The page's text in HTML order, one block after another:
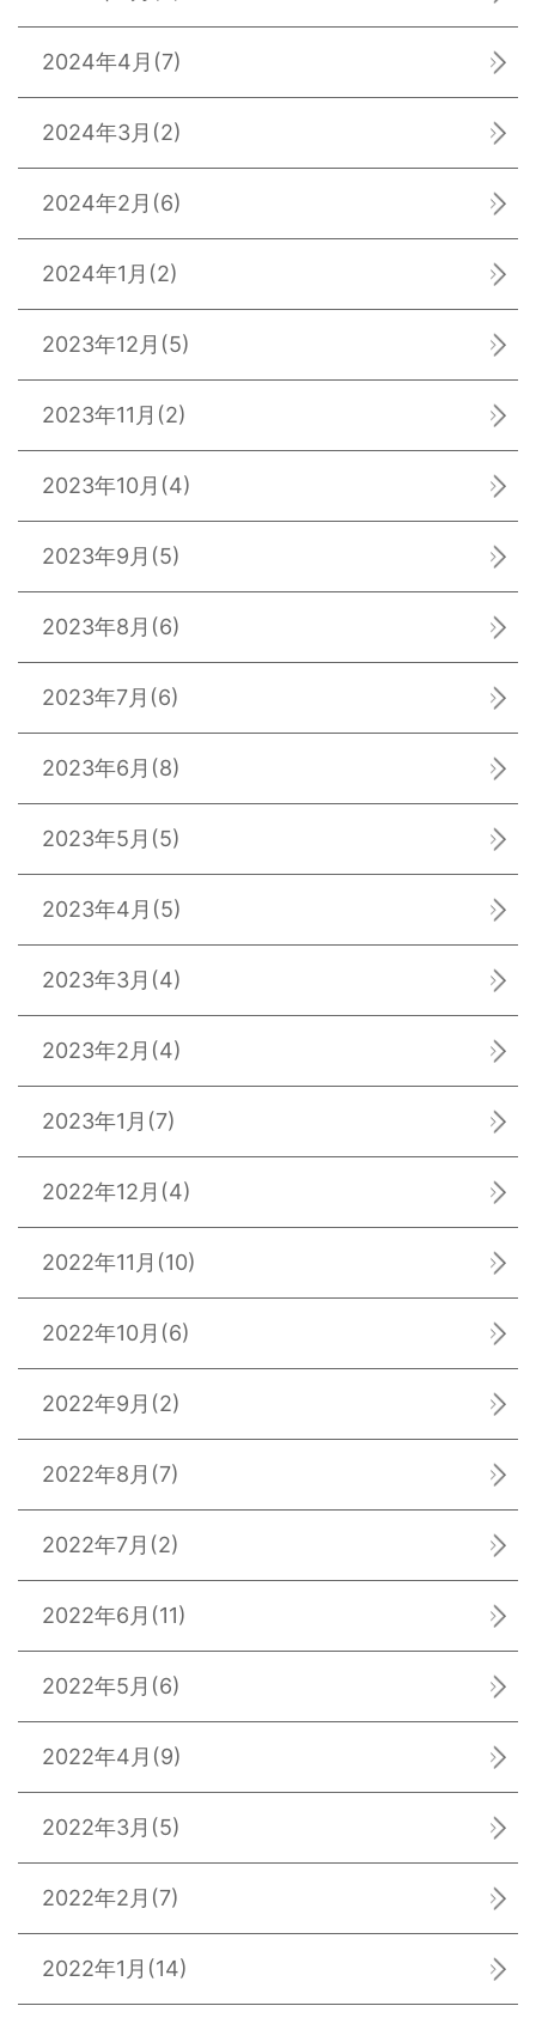
2024年4月 (7)
2024年3月 (2)
2024年2月 (6)
2024年1月 (2)
2023年12月 (5)
2023年11月 (2)
2023年10月 (4)
2023年9月 (5)
2023年8月 (6)
2023年7月 (6)
2023年6月 (8)
2023年5月 (5)
2023年4月 (5)
2023年3月 (4)
2023年2月 (4)
2023年1月 (7)
2022年12月 (4)
2022年11月 (10)
2022年10月 (6)
2022年9月 (2)
2022年8月 (7)
2022年7月 (2)
2022年6月 (11)
2022年5月 (6)
2022年4月 (9)
2022年3月 (5)
2022年2月 (7)
2022年1月 (14)